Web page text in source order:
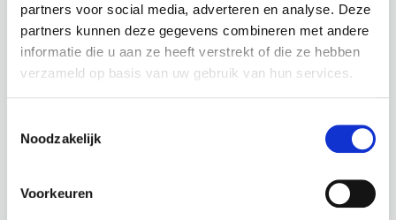
partners voor social media, adverteren en analyse. Deze
partners kunnen deze gegevens combineren met andere
informatie die u aan ze heeft verstrekt of die ze hebben
verzameld op basis van uw gebruik van hun services.
Noodzakelijk
Voorkeuren
GREEN
PLANTER Ø
Hoogte: 40,6 cm
GREENVILLE
GROEN Ø 25
diepte pot: 24,5 cm